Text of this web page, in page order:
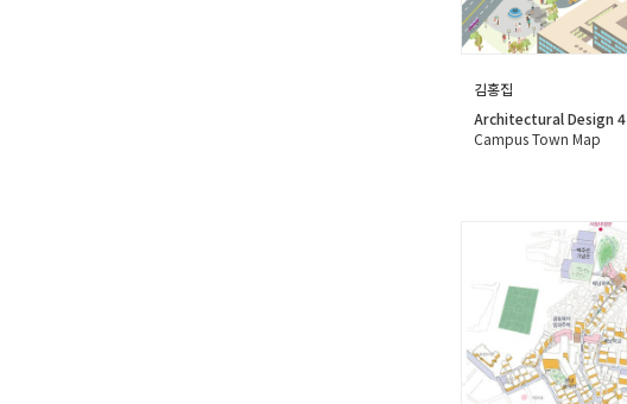
김홍집
Architectural Design 4
Campus Town Map